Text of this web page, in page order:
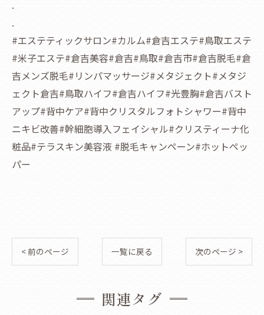
.
.
#エステティックサロン#カルム#倉吉エステ#鳥取エステ
#米子エステ#倉吉美容#倉吉#鳥取#倉吉市#倉吉脱毛#倉
吉メンズ脱毛#リンパマッサージ#メタジェクト#メタジ
ェクト倉吉#鳥取ハイフ#倉吉ハイフ#光豊胸#倉吉バスト
アップ#背中ケア#背中クリスタルフォトシャワー#背中
ニキビ改善#幹細胞導入フェイシャル#クリスティーナ化
粧品#テラスキン美容液 #脱毛キャンペーン#ホットペッ
パー
< 前のページ 一覧に戻る 次のページ >
関連タグ